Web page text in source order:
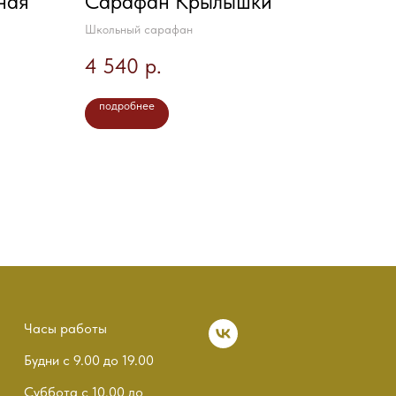
Школьный сарафан
4 540 р.
подробнее
Часы работы
Будни с 9.00 до 19.00
Суббота с 10.00 до